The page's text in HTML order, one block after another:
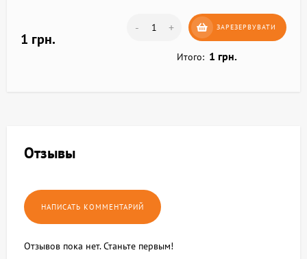
1 грн.
- + ЗАРЕЗЕРВУВАТИ
Итого: 1 грн.
Отзывы
Отзывов пока нет. Станьте первым!